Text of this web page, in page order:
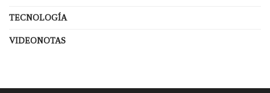
TECNOLOGÍA
VIDEONOTAS